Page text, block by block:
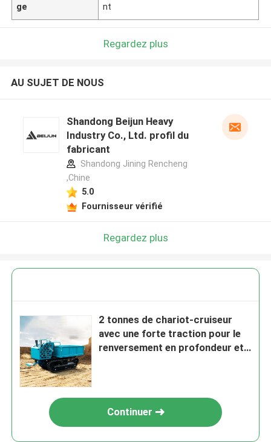
ge
nt
Regardez plus
AU SUJET DE NOUS
Shandong Beijun Heavy
Industry Co., Ltd. profil du
fabricant
Shandong Jining Rencheng
,Chine
5.0
Fournisseur vérifié
Regardez plus
2 tonnes de chariot-cruiseur
avec une forte traction pour le
renversement en profondeur et
Continuer